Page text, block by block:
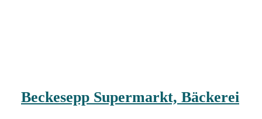
Beckesepp Supermarkt, Bäckerei